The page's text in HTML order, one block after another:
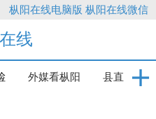
枞阳在线电脑版 枞阳在线微信
线
外媒看枞阳 县直